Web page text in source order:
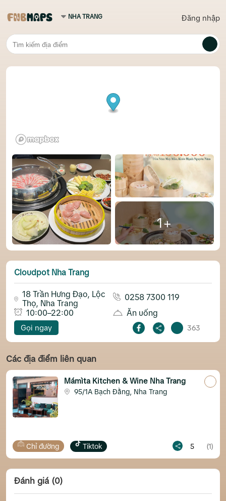
Đăng nhập
1+
Cloudpot Nha Trang
18 Trần Hưng Đạo, Lộc
Thọ, Nha Trang
0258 7300 119
10:00–22:00
Ăn uống
Gọi ngay 363
Các địa điểm liên quan
Mámìta Kitchen & Wine Nha Trang
95/1A Bạch Đằng, Nha Trang
Chỉ đường Tiktok 5 (1)
Đánh giá (0)